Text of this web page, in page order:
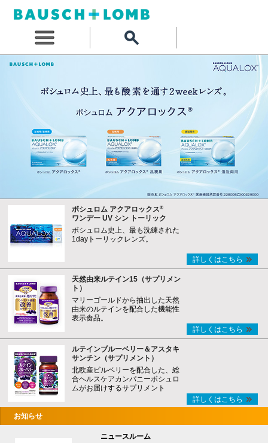
ボシュロム アクアロックス®
ワンデー UV シン トーリック
ボシュロム史上、最も洗練された
1dayトーリックレンズ。
詳しくはこちら
天然由来ルテイン15（サプリメン
ト）
マリーゴールドから抽出した天然
由来のルテインを配合した機能性
表示食品。
詳しくはこちら
ルテインブルーベリー＆アスタキ
サンチン（サプリメント）
北欧産ビルベリーを配合した、総
合ヘルスケアカンパニーボシュロ
ムがお届けするサプリメント
詳しくはこちら
お知らせ
ニュースルーム